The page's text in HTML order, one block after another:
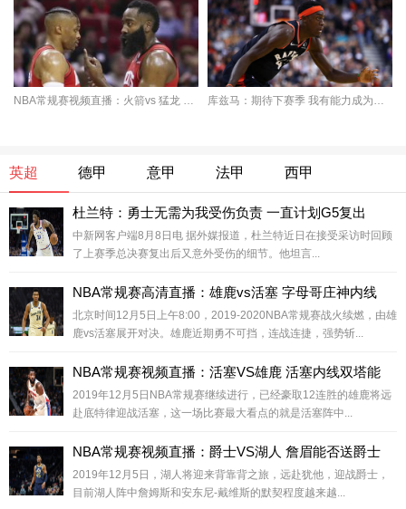
英超 德甲 意甲 法甲 西甲
杜兰特：勇士无需为我受伤负责 一直计划G5复出
中新网客户端8月8日电 据外媒报道，杜兰特近日在接受采访时回顾
了上赛季总决赛复出后又意外受伤的细节。他坦言...
NBA常规赛高清直播：雄鹿vs活塞 字母哥庄神内线
北京时间12月5日上午8:00，2019-2020NBA常规赛战火续燃，由雄
鹿vs活塞展开对决。雄鹿近期勇不可挡，连战连捷，强势斩...
NBA常规赛视频直播：活塞VS雄鹿 活塞内线双塔能
2019年12月5日NBA常规赛继续进行，已经豪取12连胜的雄鹿将远
赴底特律迎战活塞，这一场比赛最大看点的就是活塞阵中...
NBA常规赛视频直播：爵士VS湖人 詹眉能否送爵士
2019年12月5日，湖人将迎来背靠背之旅，远赴犹他，迎战爵士，
目前湖人阵中詹姆斯和安东尼-戴维斯的默契程度越来越...